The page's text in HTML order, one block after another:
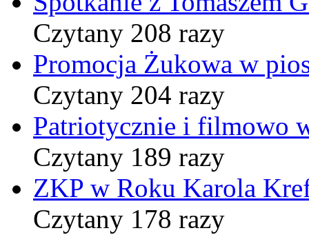
Czytany 208 razy
Promocja Żukowa w
Czytany 204 razy
Patriotycznie i filmowo
Czytany 189 razy
ZKP w Roku Karola
Czytany 178 razy